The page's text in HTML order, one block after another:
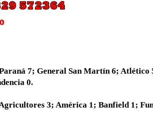
7; General San Martín 6;
0.
3; América 1; Banfield 1;